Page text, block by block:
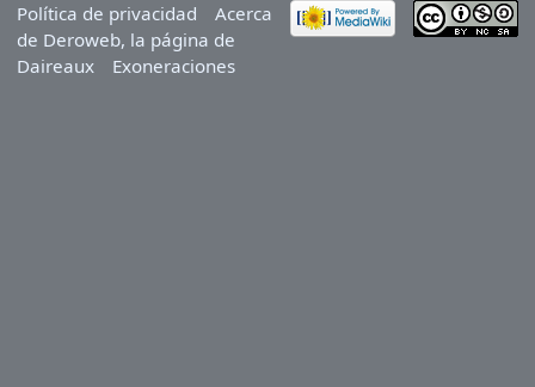
Política de privacidad
Acerca
de Deroweb, la página de
Daireaux
Exoneraciones